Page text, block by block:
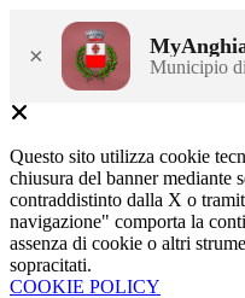
× Municipio
Questo sito utilizza cookie
chiusura del banner mediante
contraddistinto dalla X o
navigazione" comporta la
assenza di cookie o altri
sopracitati.
COOKIE POLICY